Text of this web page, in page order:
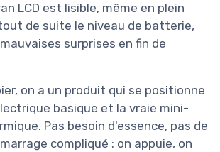
LCD est lisible, même en plein
de suite le niveau de batterie,
surprises en fin de
on a un produit qui se positionne
basique et la vraie mini-
Pas besoin d'essence, pas de
compliqué : on appuie, on